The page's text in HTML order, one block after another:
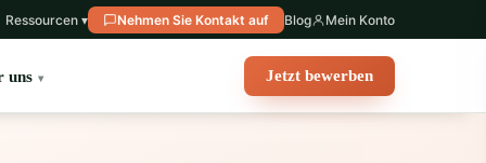
Ressourcen ▾ Nehmen Sie Kontakt auf Blog Mein Konto
uns Jetzt bewerben